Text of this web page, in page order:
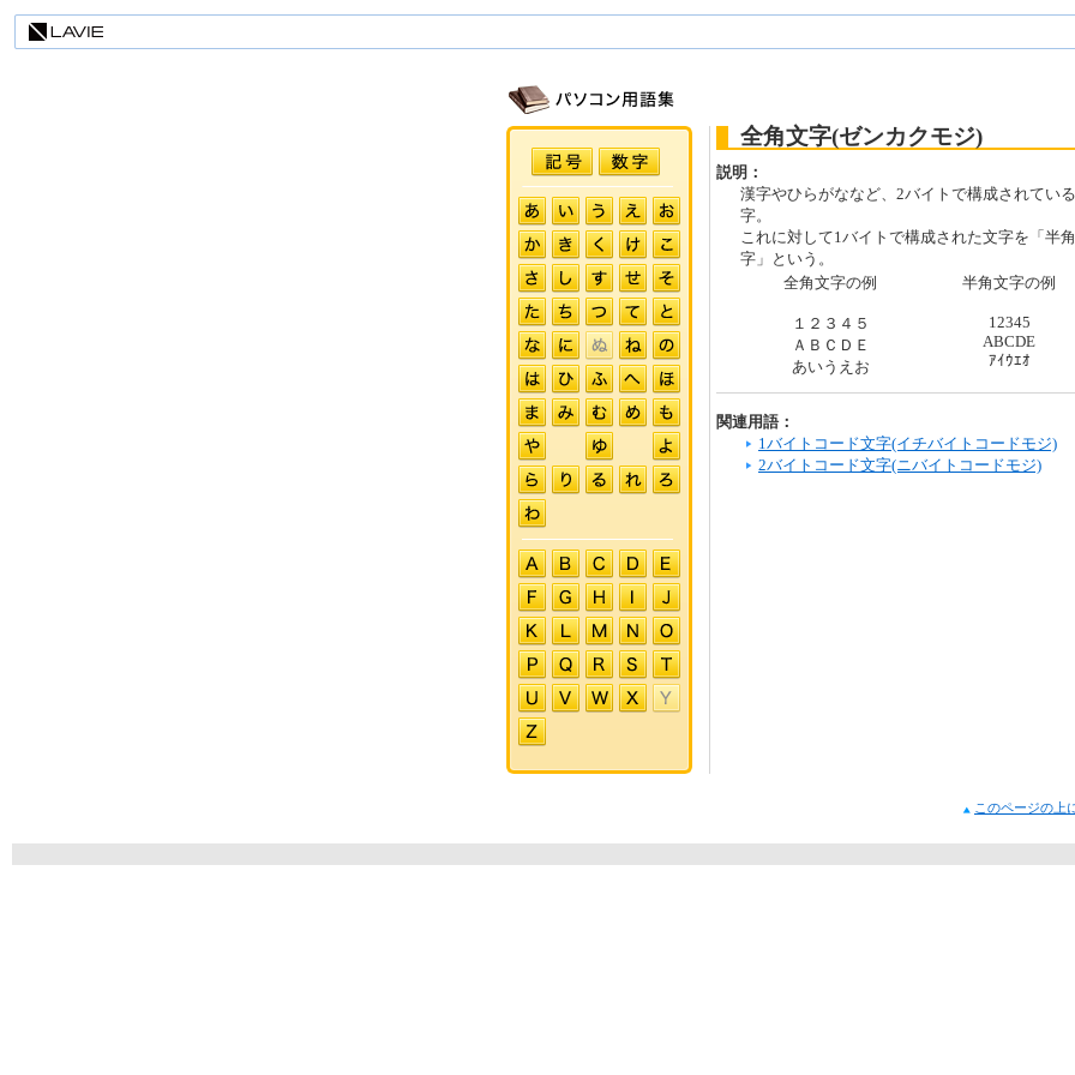
全角文字(ゼンカクモジ)
説明：
漢字やひらがななど、2バイトで構成されてい
字。
これに対して1バイトで構成された文字を「半
字」という。
全角文字の例
１２３４５
ＡＢＣＤＥ
あいうえお
半角文字の例
12345
ABCDE
ｱｲｳｴｵ
関連用語：
1バイトコード文字(イチバイトコードモジ)
2バイトコード文字(ニバイトコードモジ)
このページの上